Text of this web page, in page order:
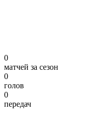
0
матчей за сезон
0
голов
0
передач